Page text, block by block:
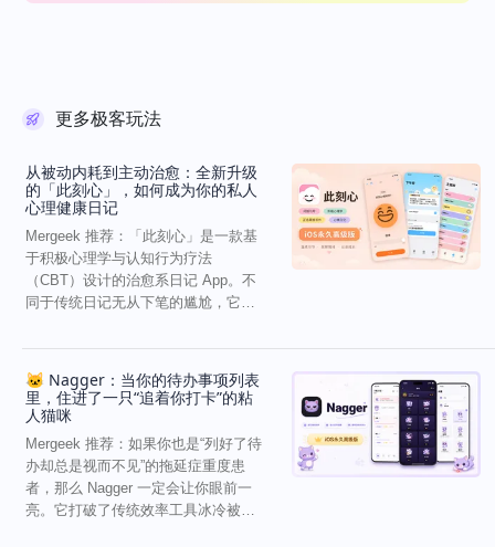
更多极客玩法
从被动内耗到主动治愈：全新升级
的「此刻心」，如何成为你的私人
心理健康日记
Mergeek 推荐：「此刻心」是一款基
于积极心理学与认知行为疗法
（CBT）设计的治愈系日记 App。不
同于传统日记无从下笔的尴尬，它通
🐱 Nagger：当你的待办事项列表
里，住进了一只“追着你打卡”的粘
人猫咪
Mergeek 推荐：如果你也是“列好了待
办却总是视而不见”的拖延症重度患
者，那么 Nagger 一定会让你眼前一
亮。它打破了传统效率工具冰冷被动